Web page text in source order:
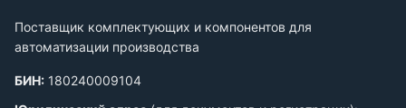
Поставщик комплектующих и компонентов для
автоматизации производства
БИН: 180240009104